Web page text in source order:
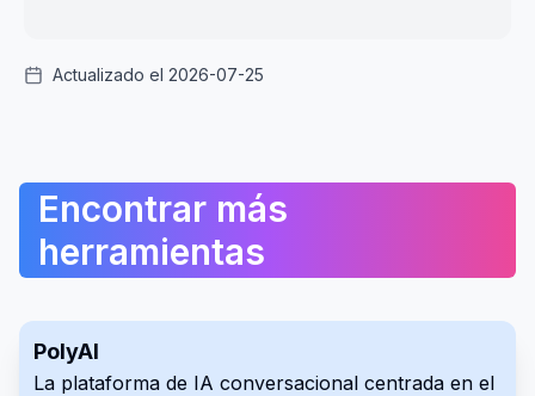
Actualizado el 2026-07-25
Encontrar más
herramientas
PolyAI
La plataforma de IA conversacional centrada en el